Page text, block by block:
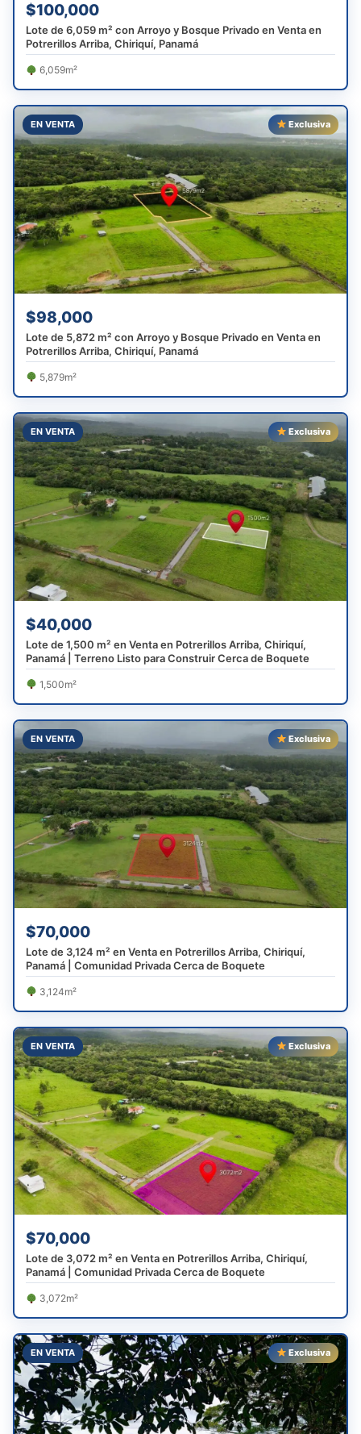
$100,000
Lote de 6,059 m² con Arroyo y Bosque Privado en Venta en
Potrerillos Arriba, Chiriquí, Panamá
6,059m²
EN VENTA Exclusiva
$98,000
Lote de 5,872 m² con Arroyo y Bosque Privado en Venta en
Potrerillos Arriba, Chiriquí, Panamá
5,879m²
EN VENTA Exclusiva
$40,000
Lote de 1,500 m² en Venta en Potrerillos Arriba, Chiriquí,
Panamá | Terreno Listo para Construir Cerca de Boquete
1,500m²
EN VENTA Exclusiva
$70,000
Lote de 3,124 m² en Venta en Potrerillos Arriba, Chiriquí,
Panamá | Comunidad Privada Cerca de Boquete
3,124m²
EN VENTA Exclusiva
$70,000
Lote de 3,072 m² en Venta en Potrerillos Arriba, Chiriquí,
Panamá | Comunidad Privada Cerca de Boquete
3,072m²
EN VENTA Exclusiva